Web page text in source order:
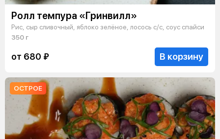
Ролл темпура «Гринвилл»
Рис, сыр сливочный, яблоко зелёное, лосось с/с, соус спайси
350 г
от 680 ₽ В корзину
ОСТРОЕ